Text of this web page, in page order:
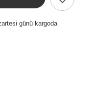
günü kargoda